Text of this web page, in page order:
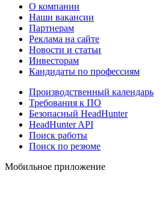
О компании
Наши вакансии
Партнерам
Реклама на сайте
Новости и статьи
Инвесторам
Кандидаты по профессиям
Производственный календарь
Требования к ПО
Безопасный HeadHunter
HeadHunter API
Поиск работы
Поиск по резюме
Мобильное приложение